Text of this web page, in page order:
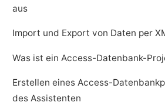
aus
Import und Export von Daten per
Was ist ein Access-Datenbank-
Erstellen eines Access-
des Assistenten